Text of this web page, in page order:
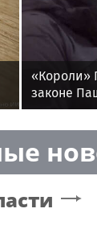
«Короли»
законе